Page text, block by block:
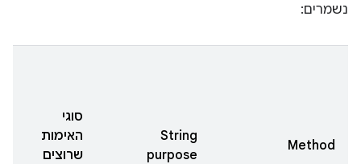
נשמרים:
Method
String
purpose
סוגי
האימות
שרוצים